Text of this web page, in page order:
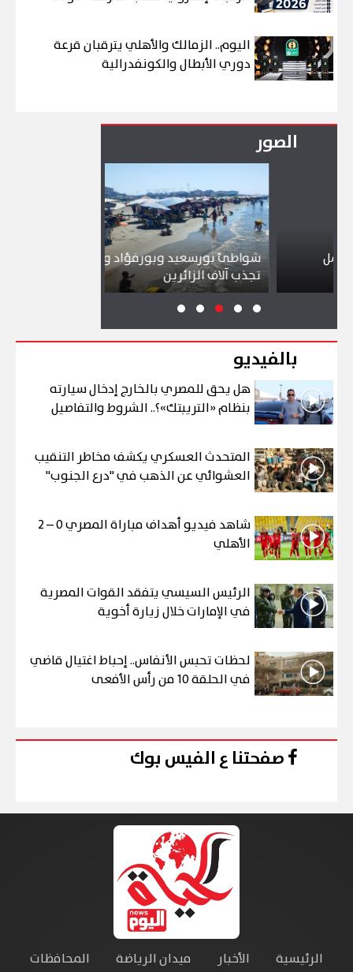
اليوم.. الزمالك والأهلي يترقبان قرعة
دوري الأبطال والكونفدرالية
الصور
شواطئ بورسعيد وبورفؤاد وجبال الملح
تجذب آلاف الزائرين
بالفيديو
هل يحق للمصري بالخارج إدخال سيارته
بنظام «التريبتك»؟.. الشروط والتفاصيل
المتحدث العسكري يكشف مخاطر التنقيب
العشوائي عن الذهب في "درع الجنوب"
شاهد فيديو أهداف مباراة المصري 0 – 2
الأهلي
الرئيس السيسي يتفقد القوات المصرية
في الإمارات خلال زيارة أخوية
لحظات تحبس الأنفاس.. إحباط اغتيال قاضي
في الحلقة 10 من رأس الأفعى
صفحتنا ع الفيس بوك
الرئيسية الأخبار ميدان الرياضة المحافظات